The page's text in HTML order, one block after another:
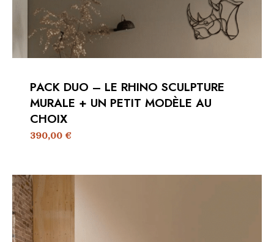
PACK DUO – LE RHINO SCULPTURE
MURALE + UN PETIT MODÈLE AU
CHOIX
390,00€